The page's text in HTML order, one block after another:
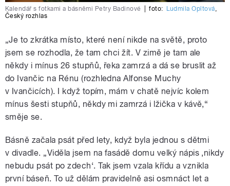
Kalendář s fotkami a básněmi Petry Badinové foto: Ludmila Opltová,
Český rozhlas
„Je to zkrátka místo, které není nikde na světě, proto
jsem se rozhodla, že tam chci žít. V zimě je tam ale
někdy i mínus 26 stupňů, řeka zamrzá a dá se bruslit až
do Ivančic na Rénu (rozhledna Alfonse Muchy
v Ivančicích). I když topím, mám v chatě nejvíc kolem
mínus šesti stupňů, někdy mi zamrzá i lžička v kávě,“
směje se.
Básně začala psát před lety, když byla jednou s dětmi
v divadle. „Viděla jsem na fasádě domu velký nápis ‚nikdy
nebudu psát po zdech‘. Tak jsem vzala křídu a vznikla
první báseň. To už dělám pravidelně asi osmnáct let a